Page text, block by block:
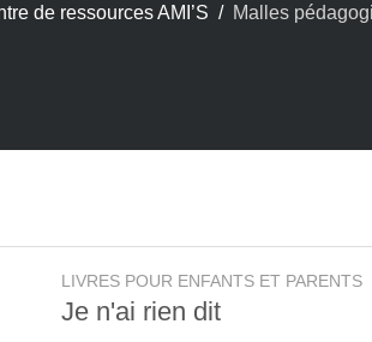
de ressources AMI’S Malles
LIVRES POUR ENFANTS ET PARENTS
Je n'ai rien dit